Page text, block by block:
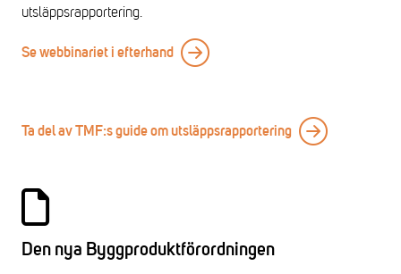
utsläppsrapportering.
Se webbinariet i efterhand
Ta del av TMF:s guide om utsläppsrapportering
Den nya Byggproduktförordningen